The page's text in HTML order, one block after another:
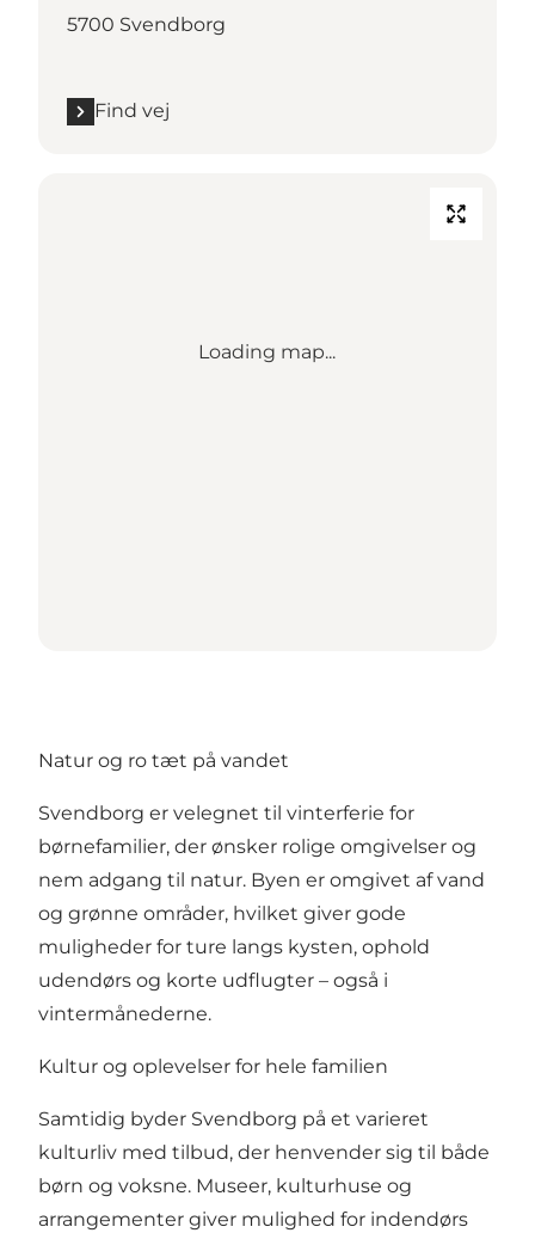
5700 Svendborg
Find vej
Loading map...
Natur og ro tæt på vandet
Svendborg er velegnet til vinterferie for
børnefamilier, der ønsker rolige omgivelser og
nem adgang til natur. Byen er omgivet af vand
og grønne områder, hvilket giver gode
muligheder for ture langs kysten, ophold
udendørs og korte udflugter – også i
vintermånederne.
Kultur og oplevelser for hele familien
Samtidig byder Svendborg på et varieret
kulturliv med tilbud, der henvender sig til både
børn og voksne. Museer, kulturhuse og
arrangementer giver mulighed for indendørs